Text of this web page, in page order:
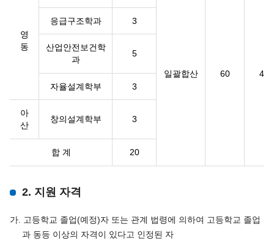
영
동
일괄합산 60 40
응급구조학과 3
산업안전보건학
과
5
자율설계학부 3
아
산
창의설계학부 3
합 계 20
2. 지원 자격
가. 고등학교 졸업(예정)자 또는 관계 법령에 의하여 고등학교 졸업
과 동등 이상의 자격이 있다고 인정된 자